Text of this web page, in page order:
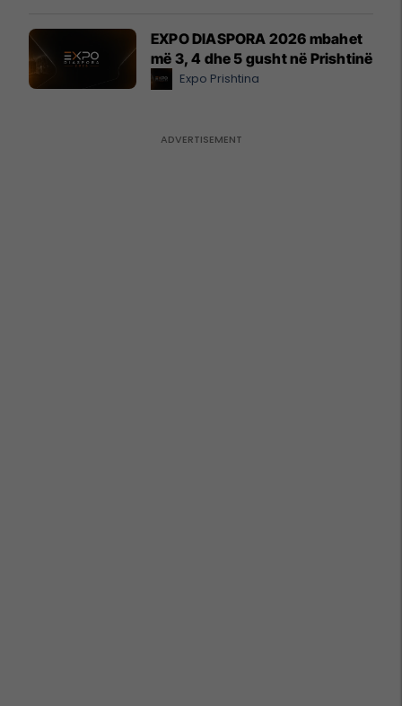
EXPO DIASPORA 2026 mbahet
më 3, 4 dhe 5 gusht në Prishtinë
Expo Prishtina